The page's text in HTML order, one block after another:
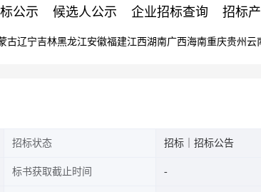
公示 候选人公示 企业招标查询 招标
古辽宁吉林黑龙江安徽福建江西湖南广西海南重庆贵州 云
招标状态 招标｜招标公告
标书获取截止时间